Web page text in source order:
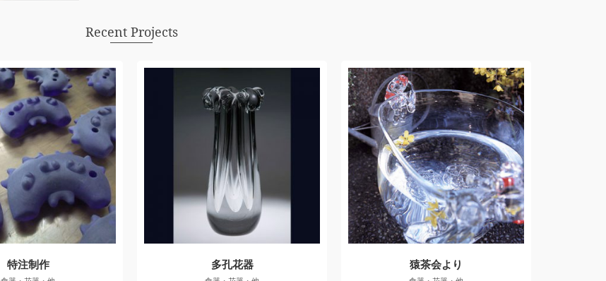
Recent Projects
特注制作 多孔花器 猿茶会より